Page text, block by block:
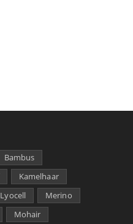
Bambus
Kamelhaar
Lyocell
Merino
Mohair